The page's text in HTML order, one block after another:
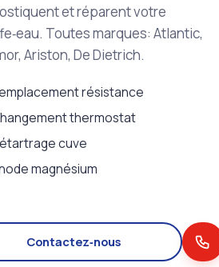
et réparent votre
Toutes marques: Atlantic,
Ariston, De Dietrich.
résistance
thermostat
cuve
magnésium
Contactez‑nous